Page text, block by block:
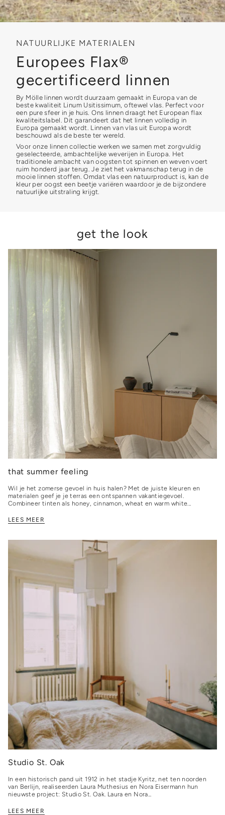
NATUURLIJKE MATERIALEN
Europees Flax®
gecertificeerd linnen
By Mölle linnen wordt duurzaam gemaakt in Europa van de
beste kwaliteit Linum Usitissimum, oftewel vlas. Perfect voor
een pure sfeer in je huis. Ons linnen draagt het European flax
kwaliteitslabel. Dit garandeert dat het linnen volledig in
Europa gemaakt wordt. Linnen van vlas uit Europa wordt
beschouwd als de beste ter wereld.
Voor onze linnen collectie werken we samen met zorgvuldig
geselecteerde, ambachtelijke weverijen in Europa. Het
traditionele ambacht van oogsten tot spinnen en weven voert
ruim honderd jaar terug. Je ziet het vakmanschap terug in de
mooie linnen stoffen. Omdat vlas een natuurproduct is, kan de
kleur per oogst een beetje variëren waardoor je de bijzondere
natuurlijke uitstraling krijgt.
get the look
that summer feeling
Wil je het zomerse gevoel in huis halen? Met de juiste kleuren en
materialen geef je je terras een ontspannen vakantiegevoel.
Combineer tinten als honey, cinnamon, wheat en warm white...
LEES MEER
Studio St. Oak
In een historisch pand uit 1912 in het stadje Kyritz, net ten noorden
van Berlijn, realiseerden Laura Muthesius en Nora Eisermann hun
nieuwste project: Studio St. Oak. Laura en Nora...
LEES MEER